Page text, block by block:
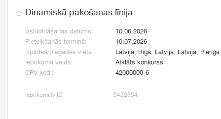
Dinamiskā pakošanas līnija
Izsludināšanas datums:
10.06.2026
Pieteikšanās termiņš:
10.07.2026
Izpildes/piegādes vieta:
Latvija, Rīga, Latvija, Latvija, Pierīga
Iepirkuma veids:
Atklāts konkurss
CPV kodi:
42000000-6
Iepirkumi.lv ID: 5422354